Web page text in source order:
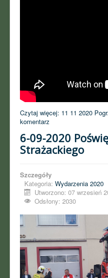
Czytaj więcej: 11 11 2020
komentarz
6-09-2020
Strażackiego
Szczegóły
Kategoria: Wydarzenia 2020
Utworzono: 07 wrzesień
Odsłony: 2030